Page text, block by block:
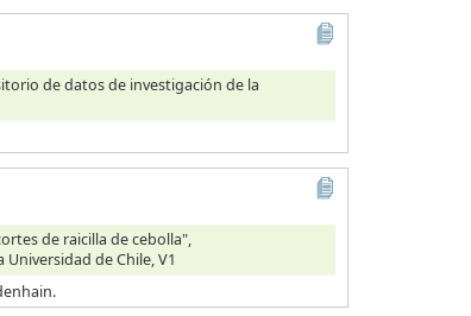
de datos de investigación de la
de raicilla de cebolla",
de Chile, V1